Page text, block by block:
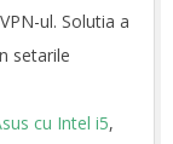
ul. Solutia a
setarile
cu Intel i5,